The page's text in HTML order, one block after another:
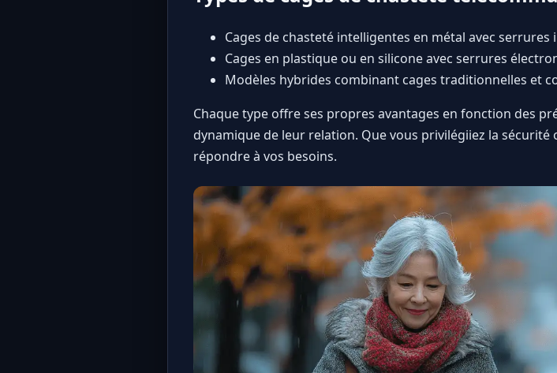
Cages de chasteté intelligentes en métal avec serrures
Cages en plastique ou en silicone avec serrures
Modèles hybrides combinant cages traditionnelles et
Chaque type offre ses propres avantages en fonction des
dynamique de leur relation. Que vous privilégiiez la
répondre à vos besoins.